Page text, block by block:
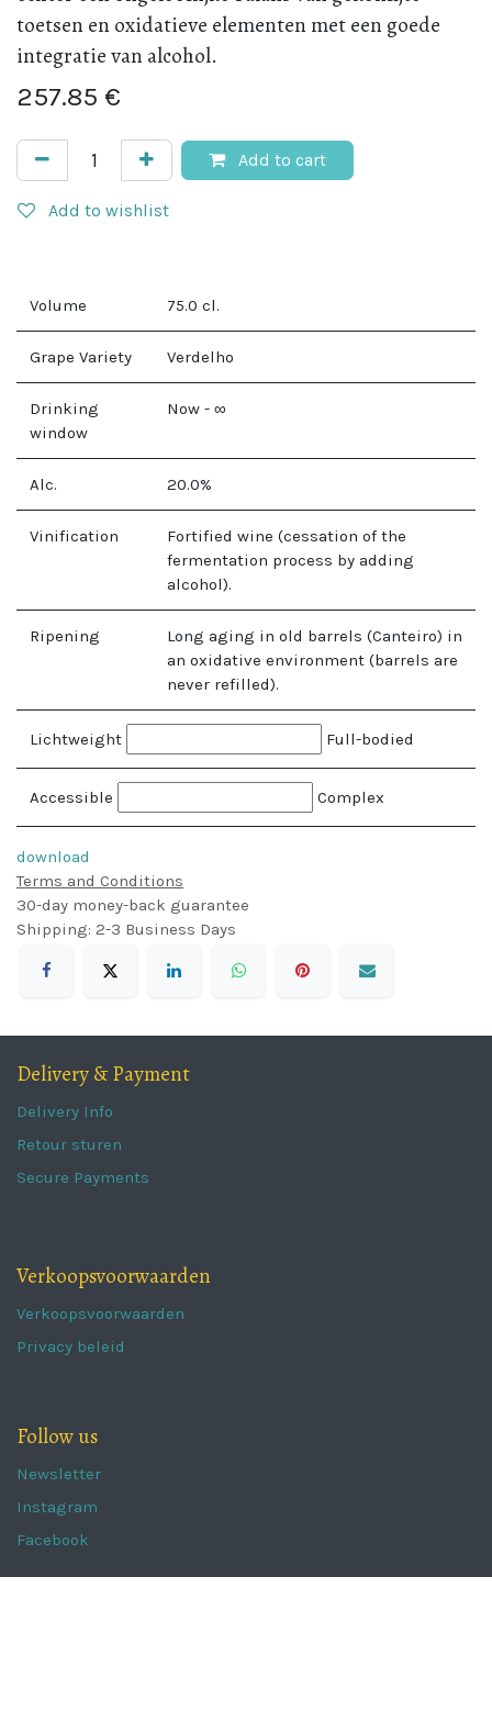
toetsen en oxidatieve elementen met een goede
integratie van alcohol.
257.85 €
Add to cart
Add to wishlist
Volume 75.0 cl.
Grape Variety Verdelho
Drinking
window
Now - ∞
Alc. 20.0%
Vinification
Fortified wine (cessation of the
fermentation process by adding
alcohol).
Ripening
Long aging in old barrels (Canteiro) in
an oxidative environment (barrels are
never refilled).
Lichtweight Full-bodied
Accessible Complex
download
Terms and Conditions
30-day money-back guarantee
Shipping: 2-3 Business Days
Delivery & Payment
Delivery Info
Retour sturen
Secure Payments
Verkoopsvoorwaarden
Verkoopsvoorwaarden
Privacy beleid
Follow us
Newsletter
Instagram
Facebook